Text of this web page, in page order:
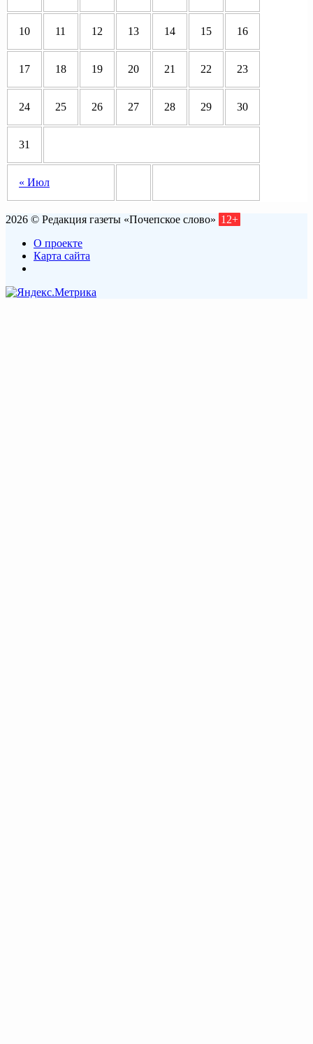
« Июл
10 11 12 13 14 15 16
17 18 19 20 21 22 23
24 25 26 27 28 29 30
31
2026 © Редакция газеты «Почепское слово» 12+
О проекте
Карта сайта